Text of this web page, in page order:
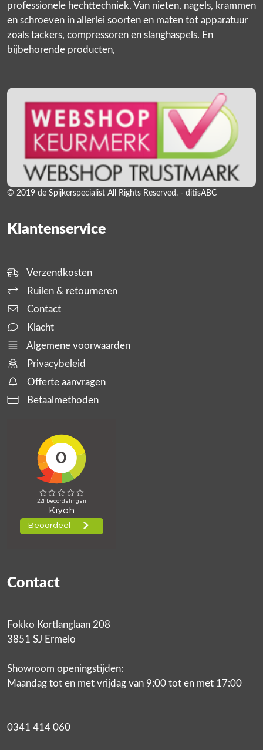
professionele hechttechniek. Van nieten, nagels, krammen
en schroeven in allerlei soorten en maten tot apparatuur
zoals tackers, compressoren en slanghaspels. En
bijbehorende producten,
© 2019 de Spijkerspecialist All Rights Reserved. - ditisABC
Klantenservice
Verzendkosten
Ruilen & retourneren
Contact
Klacht
Algemene voorwaarden
Privacybeleid
Offerte aanvragen
Betaalmethoden
Contact
Fokko Kortlanglaan 208
3851 SJ Ermelo
Showroom openingstijden:
Maandag tot en met vrijdag van 9:00 tot en met 17:00
0341 414 060